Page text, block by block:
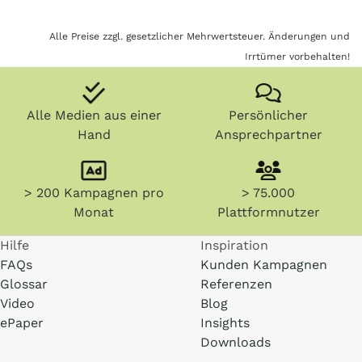
Alle Preise zzgl. gesetzlicher Mehrwertsteuer. Änderungen und
Irrtümer vorbehalten!
Alle Medien aus einer
Hand
Persönlicher
Ansprechpartner
> 200 Kampagnen pro
Monat
> 75.000
Plattformnutzer
Hilfe
FAQs
Glossar
Video
ePaper
Inspiration
Kunden Kampagnen
Referenzen
Blog
Insights
Downloads